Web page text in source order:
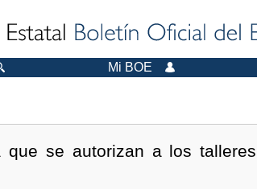
Mi BOE
se autorizan a los